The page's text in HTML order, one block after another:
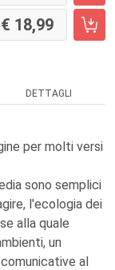
18,99
DETTAGLI
per molti versi
sono semplici
l'ecologia dei
alla quale
un
al